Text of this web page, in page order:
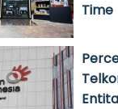
Time